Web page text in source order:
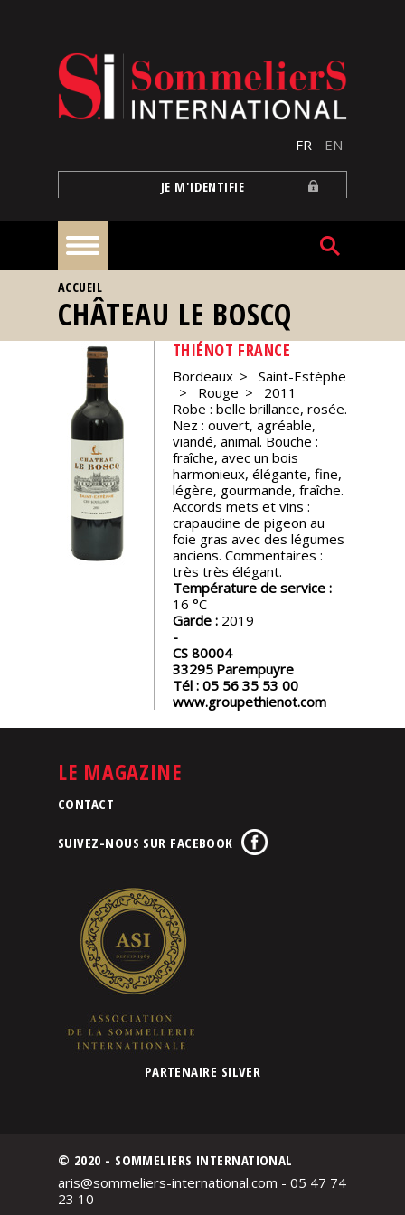
FR EN
JE M'IDENTIFIE
À
la
une
Reportages
Nos
événements
Spiritueux
Notes
Télécharger
la
Revue
VOUS ÊTES ICI
ACCUEIL
CHÂTEAU LE BOSCQ
THIÉNOT FRANCE
Bordeaux
Saint-Estèphe
Rouge
2011
Robe : belle brillance, rosée.
Nez : ouvert, agréable,
viandé, animal. Bouche :
fraîche, avec un bois
harmonieux, élégante, fine,
légère, gourmande, fraîche.
Accords mets et vins :
crapaudine de pigeon au
foie gras avec des légumes
anciens. Commentaires :
très très élégant.
Température de service :
16
Garde : 2019
CS 80004
33295 Parempuyre
Tél : 05 56 35 53 00
www.groupethienot.com
LE MAGAZINE
CONTACT
SUIVEZ-NOUS SUR FACEBOOK
PARTENAIRE SILVER
© 2020 - SOMMELIERS INTERNATIONAL
aris@sommeliers-international.com - 05 47 74
23 10